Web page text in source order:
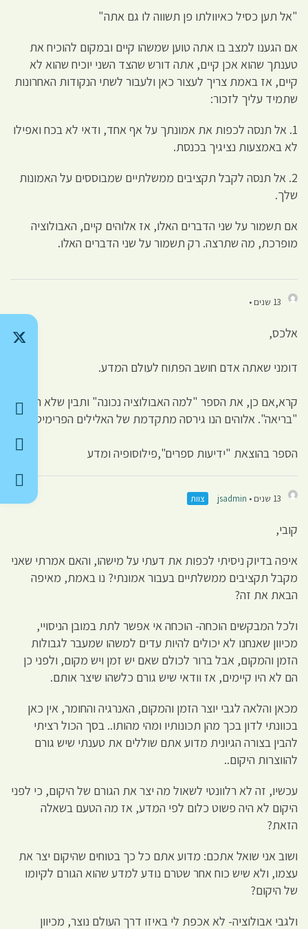
"אל תען כסיל כאיוולתו פן תשווה לו גם אתה"
אם הגענו למצב בו אתה טוען שמשהו קיים ובמקום להוכיח את
טענתך שהוא אכן קיים, אתה דורש שהצד השני יוכיח שהוא לא
קיים, אז באמת צריך לעצור כאן ולעבור לשתי הנקודות האחרונות
שתמיד עליך לזכור:
1. אל תנסה לכפות את אמונתך על אף אחד, ודאי לא בכח ואפילו
לא באמצעות נציגיך בכנסת.
2. אל תנסה לקבל תקציבים ממשלתיים שמבוססים על האמונות
שלך.
אם תשמור על שני הדברים האלו, אז אלוהים קיים, האבולוציה
מופרכת, מה שתרצה. רק תשמור על שני הדברים האלו.
13 שנים •
אלכס,
דומני שאתה אדם חושב הפתוח לעולם המדע.
קרא,אם כן, את הספר "למה האבולוציה נכונה" ותבין שלא היתה
"בריאה". אלוהים הנו גירסה מתקדמת של האלילים הפרימיטיבים.
הספר בהוצאת "ידיעות ספרים",פילוסופיה ומדע
13 שנים • jsadmin צוות
קובי,
איפה בדיוק ניסיתי לכפות את דעתי על מישהו, והאם אמרתי שאני
מקבל תקציבים ממשלתיים בעבור אמונתי? נו באמת, מאיפה
הבאת את זה?
ולכל המבקשים הוכחה- הוכחה אי אפשר לתת במובן הניסויי,
מכיוון שאנחנו לא יכולים להיות עדים למשהו שמעבר לגבולות
הזמן והמקום, אבל ברור לכולם שאם יש זמן ויש מקום, ולפני כן
הם לא היו קיימים, אז וודאי שיש גורם כלשהו שיצר אותם.
מכאן והלאה לגבי יוצר הזמן והמקום, האנרגיה והחומר, אין כאן
בכוונתי לדון בכך מהן תכונותיו ומהי מהותו.. בסך הכול רציתי
להבין בצורה הגיונית מדוע אתם שוללים את טענתי שיש גורם
להווצרות היקום..
עכשיו, זה לא רלוונטי לשאול מה יצר את הגורם של היקום, כי לפני
היקום לא היה פשוט כלום לפי המדע, אז מה הטעם בשאלה
הזאת?
ושוב אני שואל אתכם: מדוע אתם כל כך בטוחים שהיקום יצר את
עצמו, ולא שיש כוח אחר שטרם נודע למדע שהוא הגורם לקיומו
של היקום?
ולגבי אבולוציה- לא אכפת לי באיזו דרך העולם נוצר, מכיוון